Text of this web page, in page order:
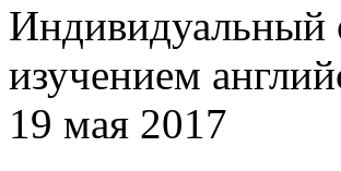
Индивидуальный
изучением
19 мая 2017